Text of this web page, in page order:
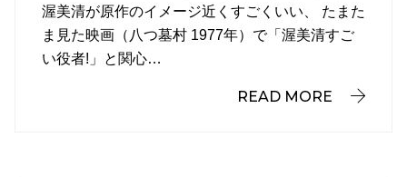
渥美清が原作のイメージ近くすごくいい、 たまた
ま見た映画（八つ墓村 1977年）で「渥美清すご
い役者!」と関心…
READ MORE